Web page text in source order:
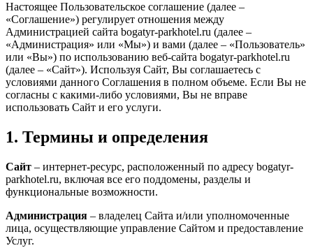
Настоящее Пользовательское соглашение (далее –
«Соглашение») регулирует отношения между
Администрацией сайта bogatyr-parkhotel.ru (далее –
«Администрация» или «Мы») и вами (далее – «Пользователь»
или «Вы») по использованию веб-сайта bogatyr-parkhotel.ru
(далее – «Сайт»). Используя Сайт, Вы соглашаетесь с
условиями данного Соглашения в полном объеме. Если Вы не
согласны с какими-либо условиями, Вы не вправе
использовать Сайт и его услуги.
1. Термины и определения
Сайт – интернет-ресурс, расположенный по адресу bogatyr-
parkhotel.ru, включая все его поддомены, разделы и
функциональные возможности.
Администрация – владелец Сайта и/или уполномоченные
лица, осуществляющие управление Сайтом и предоставление
Услуг.